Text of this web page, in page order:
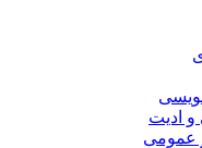
نویسی
و ادیت
و عمومی